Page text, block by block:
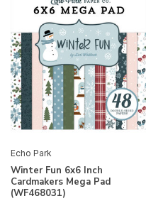
Echo Park
Winter Fun 6x6 Inch
Cardmakers Mega Pad
(WF468031)